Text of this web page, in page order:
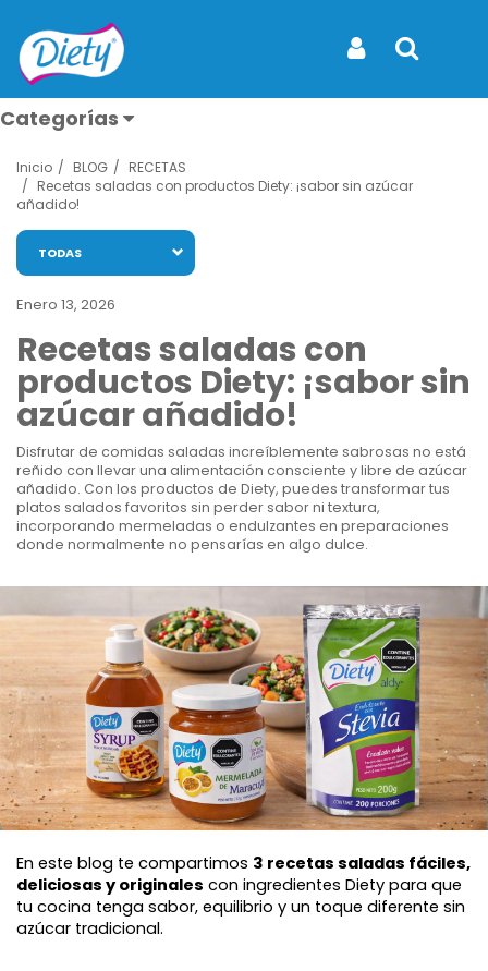
Categorías
Entérate de todo
Inicio BLOG
RECETAS
Recetas saladas con productos Diety: ¡sabor sin azúcar
añadido!
TODAS
Enero 13, 2026
Recetas saladas con
productos Diety: ¡sabor sin
azúcar añadido!
Disfrutar de comidas saladas increíblemente sabrosas no está
reñido con llevar una alimentación consciente y libre de azúcar
añadido. Con los productos de Diety, puedes transformar tus
platos salados favoritos sin perder sabor ni textura,
incorporando mermeladas o endulzantes en preparaciones
donde normalmente no pensarías en algo dulce.
En este blog te compartimos 3 recetas saladas fáciles,
deliciosas y originales con ingredientes Diety para que
tu cocina tenga sabor, equilibrio y un toque diferente sin
azúcar tradicional.
productos
Caramelos
Mentas
Endulzantes
Frutos
en
Conserva
Mermeladas
Pancackes
y
Syrup
Chocolates